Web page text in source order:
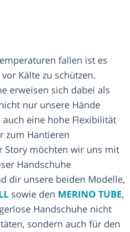
fallen ist es
Kälte zu schützen.
erweisen sich dabei als
nur unsere Hände
eine hohe Flexibilität
zum Hantieren
Story möchten wir uns mit
Handschuhe
dir unsere beiden Modelle,
sowie den MERINO TUBE,
Handschuhe nicht
sondern auch für den